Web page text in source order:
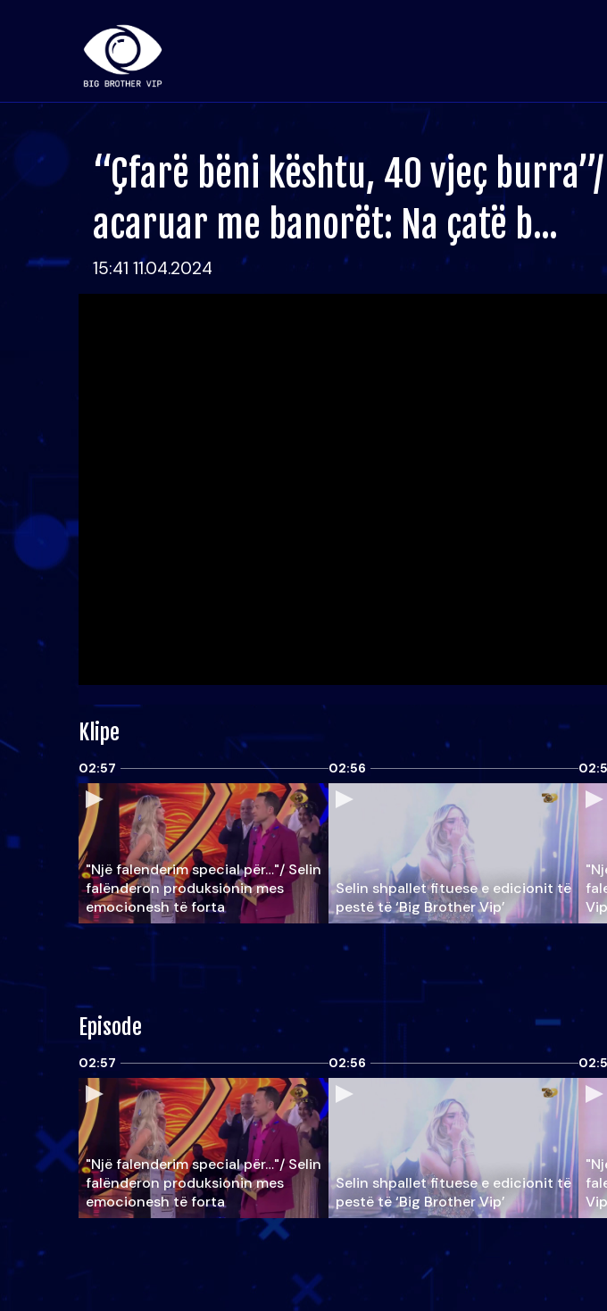
“Çfarë bëni kështu, 40 vjeç
acaruar me banorët: Na çatë b...
15:41 11.04.2024
Klipe
02:57
"Një falenderim special për…"/ Selin
falënderon produksionin mes
emocionesh të forta
02:56
Selin shpallet fituese e edicionit të
pestë të ‘Big Brother Vip’
Episode
02:57
"Një falenderim special për…"/ Selin
falënderon produksionin mes
emocionesh të forta
02:56
Selin shpallet fituese e edicionit të
pestë të ‘Big Brother Vip’